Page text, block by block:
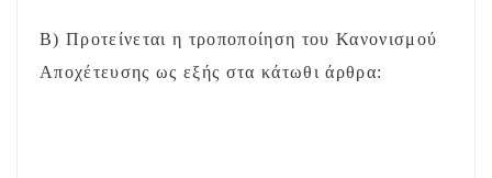
Β) Προτείνεται η τροποποίηση του Κανονισμού
Αποχέτευσης ως εξής στα κάτωθι άρθρα: